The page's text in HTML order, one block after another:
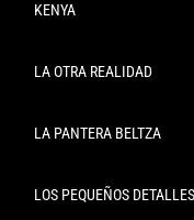
KENYA
LA OTRA REALIDAD
LA PANTERA BELTZA
LOS PEQUEÑOS DETALLES